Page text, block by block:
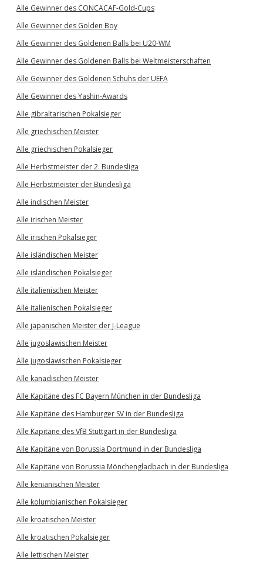
Alle Gewinner des CONCACAF-Gold-Cups
Alle Gewinner des Golden Boy
Alle Gewinner des Goldenen Balls bei U20-WM
Alle Gewinner des Goldenen Balls bei Weltmeisterschaften
Alle Gewinner des Goldenen Schuhs der UEFA
Alle Gewinner des Yashin-Awards
Alle gibraltarischen Pokalsieger
Alle griechischen Meister
Alle griechischen Pokalsieger
Alle Herbstmeister der 2. Bundesliga
Alle Herbstmeister der Bundesliga
Alle indischen Meister
Alle irischen Meister
Alle irischen Pokalsieger
Alle isländischen Meister
Alle isländischen Pokalsieger
Alle italienischen Meister
Alle italienischen Pokalsieger
Alle japanischen Meister der J-League
Alle jugoslawischen Meister
Alle jugoslawischen Pokalsieger
Alle kanadischen Meister
Alle Kapitäne des FC Bayern München in der Bundesliga
Alle Kapitäne des Hamburger SV in der Bundesliga
Alle Kapitäne des VfB Stuttgart in der Bundesliga
Alle Kapitäne von Borussia Dortmund in der Bundesliga
Alle Kapitäne von Borussia Mönchengladbach in der Bundesliga
Alle kenianischen Meister
Alle kolumbianischen Pokalsieger
Alle kroatischen Meister
Alle kroatischen Pokalsieger
Alle lettischen Meister